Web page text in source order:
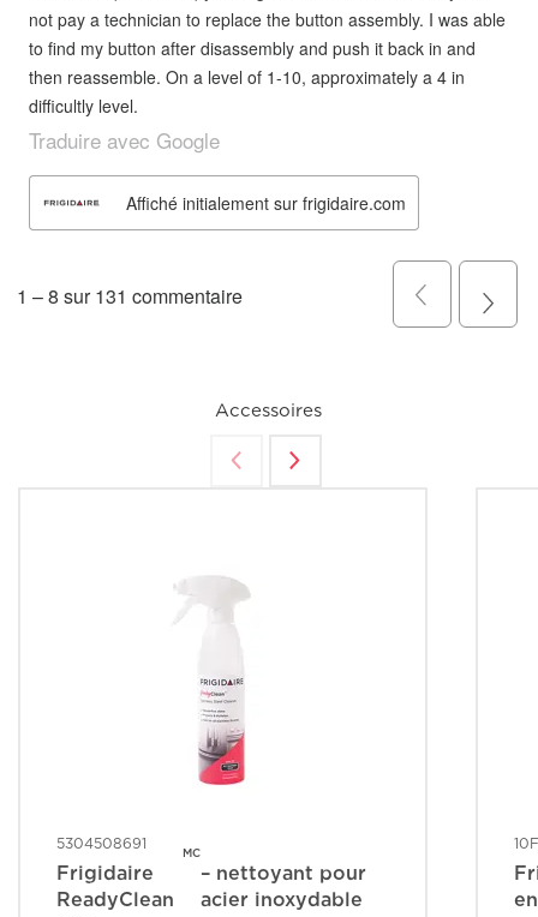
Accessoires
5304508691
Frigidaire
ReadyClean
MC
– nettoyant pour
acier inoxydable